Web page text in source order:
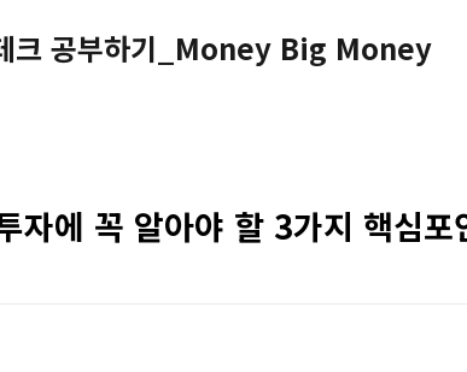
크 공부하기_Money Big Money
자에 꼭 알아야 할 3가지 핵심포